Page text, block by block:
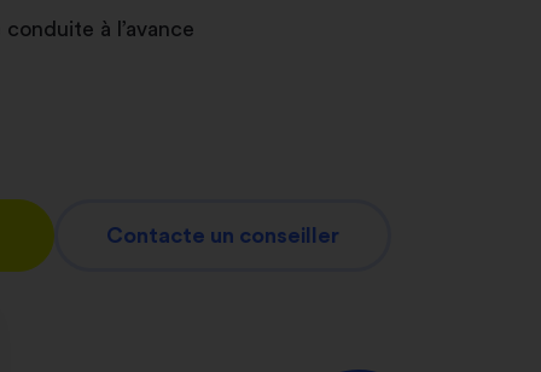
à l’avance
Contacte un conseiller